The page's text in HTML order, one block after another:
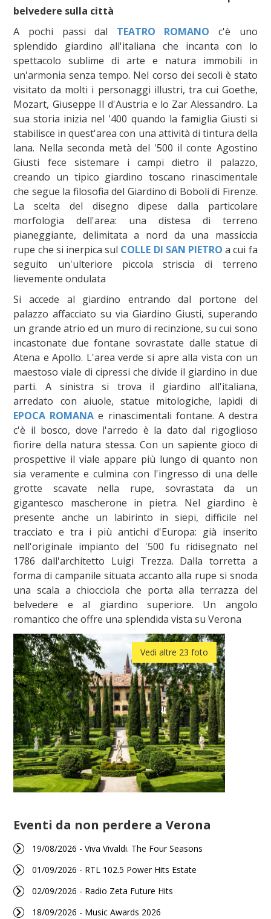
belvedere sulla città
A pochi passi dal TEATRO ROMANO c'è uno
splendido giardino all'italiana che incanta con lo
spettacolo sublime di arte e natura immobili in
un'armonia senza tempo. Nel corso dei secoli è stato
visitato da molti i personaggi illustri, tra cui Goethe,
Mozart, Giuseppe II d'Austria e lo Zar Alessandro. La
sua storia inizia nel '400 quando la famiglia Giusti si
stabilisce in quest'area con una attività di tintura della
lana. Nella seconda metà del '500 il conte Agostino
Giusti fece sistemare i campi dietro il palazzo,
creando un tipico giardino toscano rinascimentale
che segue la filosofia del Giardino di Boboli di Firenze.
La scelta del disegno dipese dalla particolare
morfologia dell'area: una distesa di terreno
pianeggiante, delimitata a nord da una massiccia
rupe che si inerpica sul COLLE DI SAN PIETRO a cui fa
seguito un'ulteriore piccola striscia di terreno
lievemente ondulata
Si accede al giardino entrando dal portone del
palazzo affacciato su via Giardino Giusti, superando
un grande atrio ed un muro di recinzione, su cui sono
incastonate due fontane sovrastate dalle statue di
Atena e Apollo. L'area verde si apre alla vista con un
maestoso viale di cipressi che divide il giardino in due
parti. A sinistra si trova il giardino all'italiana,
arredato con aiuole, statue mitologiche, lapidi di
EPOCA ROMANA e rinascimentali fontane. A destra
c'è il bosco, dove l'arredo è la dato dal rigoglioso
fiorire della natura stessa. Con un sapiente gioco di
prospettive il viale appare più lungo di quanto non
sia veramente e culmina con l'ingresso di una delle
grotte scavate nella rupe, sovrastata da un
gigantesco mascherone in pietra. Nel giardino è
presente anche un labirinto in siepi, difficile nel
tracciato e tra i più antichi d'Europa: già inserito
nell'originale impianto del '500 fu ridisegnato nel
1786 dall'architetto Luigi Trezza. Dalla torretta a
forma di campanile situata accanto alla rupe si snoda
una scala a chiocciola che porta alla terrazza del
belvedere e al giardino superiore. Un angolo
romantico che offre una splendida vista su Verona
Vedi altre 23 foto
Eventi da non perdere a Verona
19/08/2026 - Viva Vivaldi. The Four Seasons
01/09/2026 - RTL 102.5 Power Hits Estate
02/09/2026 - Radio Zeta Future Hits
18/09/2026 - Music Awards 2026